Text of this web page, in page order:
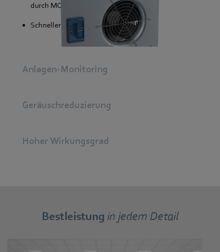
durch MODBUS DCI
Schnellere und einfachere Installation
Anlagen-Monitoring
Geräuschreduzierung
Hoher Wirkungsgrad
Bestleistung in jedem Detail